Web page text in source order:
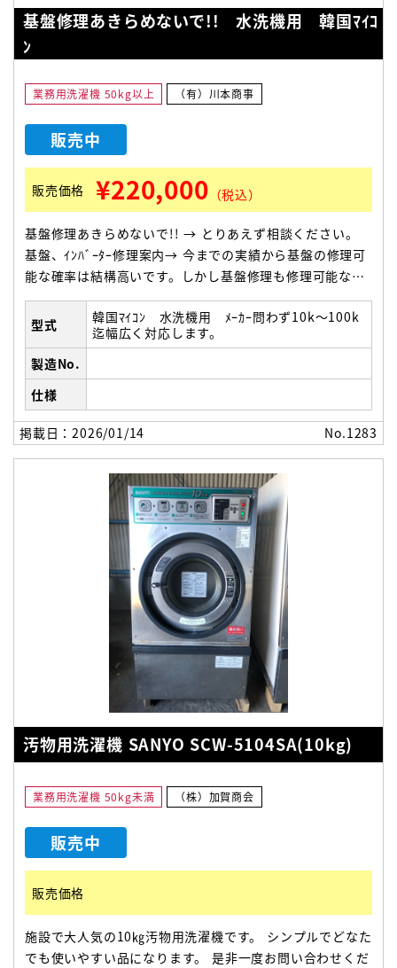
基盤修理あきらめないで!! 水洗機用 韓国ﾏｲｺ
ﾝ
業務用洗濯機 50kg以上 （有）川本商事
販売中
販売価格 ¥220,000 （税込）
基盤修理あきらめないで!! → とりあえず相談ください。
基盤、ｲﾝﾊﾞｰﾀｰ修理案内→ 今までの実績から基盤の修理可
能な確率は結構高いです。しかし基盤修理も修理可能な確
率が100%とも言えません。 基板交換するにも機械が古く
ﾒｰｶｰにも基盤が無い ご相談ください。機械の状況に合わせ
て解決方法として “”韓国製のマイコン””への変更修理をお
薦めしています。 ①ほとんどのﾒｰｶｰの水洗機に適合しま
す。 ②機械のどの容量にも適合します。 ③価格的に35～
100kの大型水洗機への導入が特に有効だと思います。 ﾘ
ｰｽﾞﾅﾌﾞﾙな価格設定とﾌﾚｷｼﾌﾞﾙな機能対応・ｱﾝﾛｰﾃﾞｨﾝｸﾞ機
能にも対応 ※基盤本体価格：200,000円(導入される機械
韓国マイコンは日本で導入されるようになって20年以上の
実績があります。
型式
韓国ﾏｲｺﾝ 水洗機用 ﾒｰｶｰ問わず10k～100k
迄幅広く対応します。
製造No.
仕様
掲載日：2026/01/14 No.1283
汚物用洗濯機 SANYO SCW-5104SA(10kg)
業務用洗濯機 50kg未満 （株）加賀商会
販売中
販売価格
施設で大人気の10㎏汚物用洗濯機です。 シンプルでどなた
でも使いやすい品になります。 是非一度お問い合わせくだ